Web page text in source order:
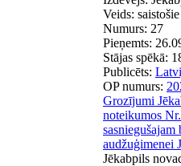
Veids:
Numurs: 27
Pieņemts:
Stājas spēkā:
Publicēts:
OP numurs:
Grozījumi
noteikumos
audžuģimenei
Jēkabpils